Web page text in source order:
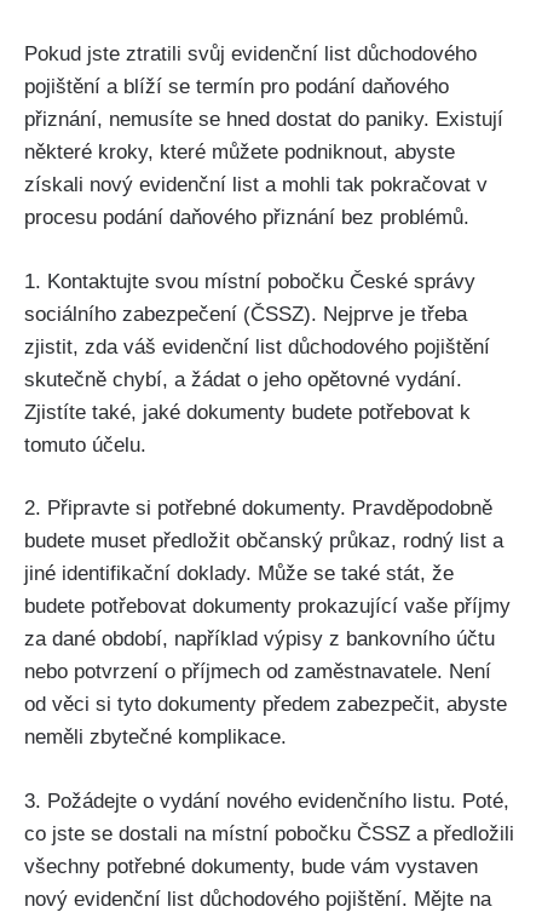
Pokud jste ztratili svůj evidenční list důchodového
pojištění a blíží se termín pro podání daňového
přiznání, nemusíte se hned dostat do paniky. Existují
některé kroky, které můžete podniknout, abyste
získali nový evidenční list a mohli tak pokračovat v
procesu podání daňového přiznání bez problémů.
1. Kontaktujte svou místní pobočku České správy
sociálního zabezpečení (ČSSZ). Nejprve je třeba
zjistit, zda váš evidenční list důchodového pojištění
skutečně chybí, a žádat o jeho opětovné vydání.
Zjistíte také, jaké dokumenty budete potřebovat k
tomuto účelu.
2. Připravte si potřebné dokumenty. Pravděpodobně
budete muset předložit občanský průkaz, rodný list a
jiné identifikační doklady. Může se také stát, že
budete potřebovat dokumenty prokazující vaše příjmy
za dané období, například výpisy z bankovního účtu
nebo potvrzení o příjmech od zaměstnavatele. Není
od věci si tyto dokumenty předem zabezpečit, abyste
neměli zbytečné komplikace.
3. Požádejte o vydání nového evidenčního listu. Poté,
co jste se dostali na místní pobočku ČSSZ a předložili
všechny potřebné dokumenty, bude vám vystaven
nový evidenční list důchodového pojištění. Mějte na